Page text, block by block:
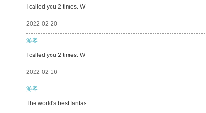
I called you 2 times. W
2022-02-20
游客
I called you 2 times. W
2022-02-16
游客
The world's best fantas